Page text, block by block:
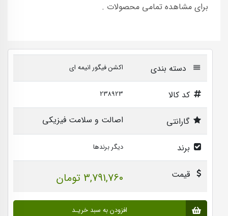
برای مشاهده تمامی محصولات .
دسته بندی اکشن فیگور انیمه ای
کد کالا 238923
گارانتی اصالت و سلامت فیزیکی
برند دیگر برندها
قیمت 3,791,760 تومان
افزودن به سبد خریـد